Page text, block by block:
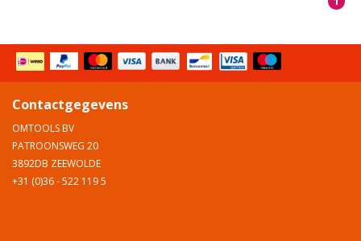
Contactgegevens
OMTOOLS BV
PATROONSWEG 20
3892DB ZEEWOLDE
+31 (0)36 - 522 119 5